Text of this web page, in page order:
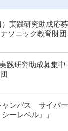
）実践研究助成応
ソニック教育財団
践研究助成募集
ャンパス サイバ
ーレベル』」